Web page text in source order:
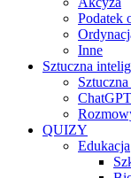
Podatek
Inne
Sztuczna
ChatGPT
QUIZY
Edukacja